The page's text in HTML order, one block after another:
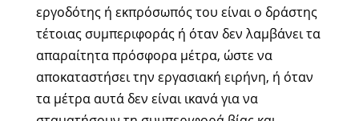
εργοδότης ή εκπρόσωπός του είναι ο δράστης
τέτοιας συμπεριφοράς ή όταν δεν λαμβάνει τα
απαραίτητα πρόσφορα μέτρα, ώστε να
αποκαταστήσει την εργασιακή ειρήνη, ή όταν
τα μέτρα αυτά δεν είναι ικανά για να